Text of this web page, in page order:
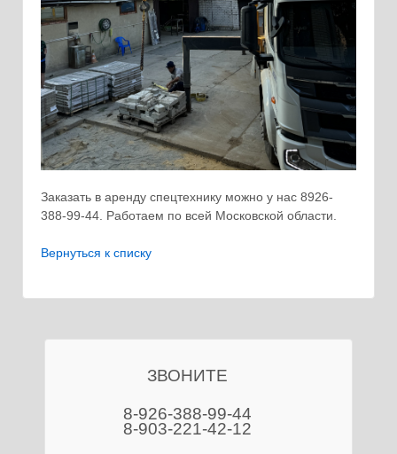
Заказать в аренду спецтехнику можно у нас 8926-
388-99-44. Работаем по всей Московской области.
Вернуться к списку
ЗВОНИТЕ
8-926-388-99-44
8-903-221-42-12